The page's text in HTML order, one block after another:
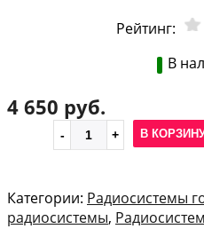
Рейтинг:
В
4 650 руб.
В
Категории: Радиосистемы
радиосистемы,